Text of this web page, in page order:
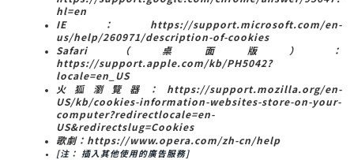
hl=en
IE：https://support.microsoft.com/en-
us/help/260971/description-of-cookies
Safari（桌面版）：
https://support.apple.com/kb/PH5042?
locale=en_US
火狐瀏覽器：https://support.mozilla.org/en-
US/kb/cookies-information-websites-store-on-your-
computer?redirectlocale=en-
US&redirectslug=Cookies
歌劇：https://www.opera.com/zh-cn/help
[注： 插入其他使用的廣告服務]